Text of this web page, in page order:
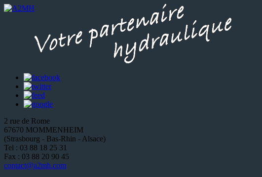
2 rue de Rome
67670 MOMMENHEIM
(Strasbourg - Bas-Rhin - Alsace)
Tel : 03 88 18 25 31
Fax : 03 88 20 90 45
contact@a2mh.com